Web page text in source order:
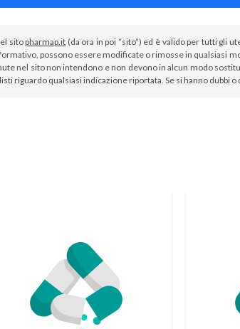
sitopharmap.it (da ora in poi “sito”) ed è valido per tutti gli
possono essere modificate o rimosse in qualsiasi
nel sito non intendono e non devono in alcun modo
riguardo qualsiasi indicazione riportata. Se si hanno dubbi